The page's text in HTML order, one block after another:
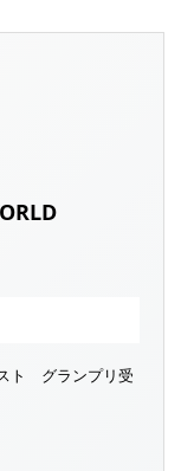
ト グランプリ受